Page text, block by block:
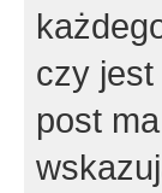
czy
post